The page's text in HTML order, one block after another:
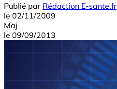
Publié par Rédaction E-sante.fr
le 02/11/2009
Maj
le 09/09/2013